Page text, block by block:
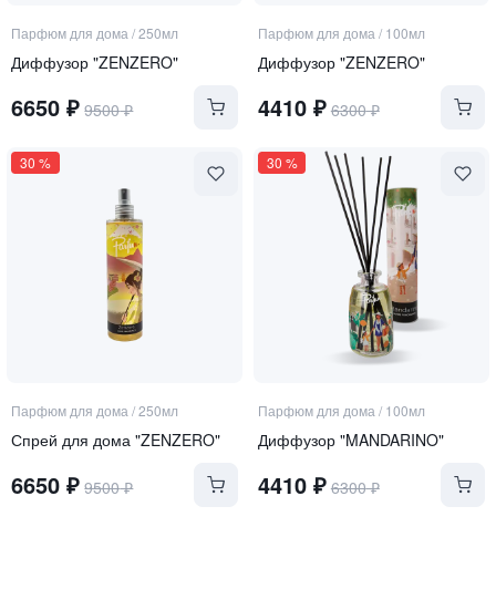
Парфюм для дома /250мл
Диффузор "ZENZERO"
6650 ₽ 9500₽
Парфюм для дома / 100мл
Диффузор "ZENZERO"
4410₽ 6300₽
30 %
Парфюм для дома /250мл
Спрей для дома "ZENZERO"
6650 ₽ 9500₽
30 %
Парфюм для дома / 100мл
Диффузор "MANDARINO"
4410₽ 6300₽